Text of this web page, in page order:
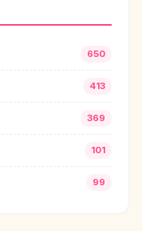
650
413
369
101
99